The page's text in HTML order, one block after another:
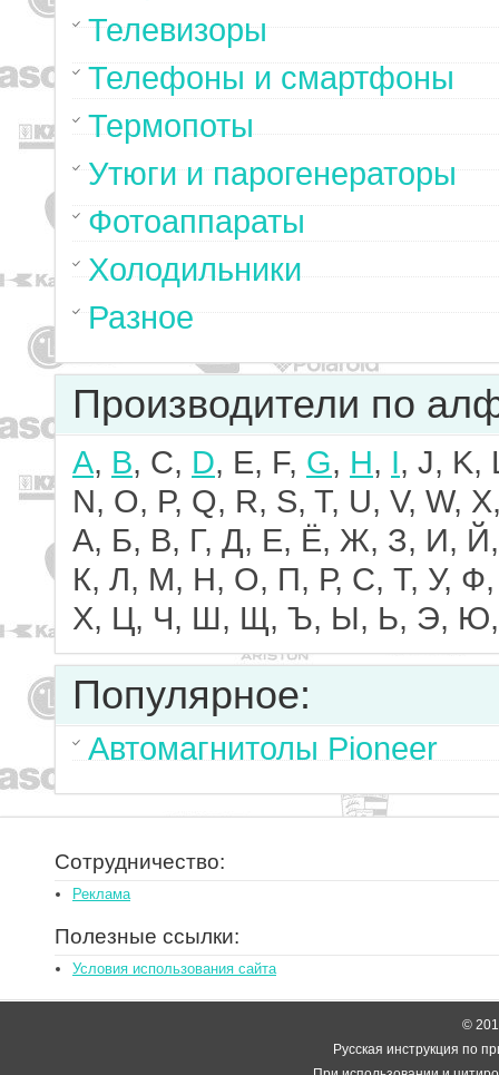
Телевизоры
Телефоны и смартфоны
Термопоты
Утюги и парогенераторы
Фотоаппараты
Холодильники
Разное
Производители по
A, B, C, D, E, F, G, H, I, J, K,
N, O, P, Q, R, S, T, U, V, W,
А, Б, В, Г, Д, Е, Ё, Ж, З, И, Й,
К, Л, М, Н, О, П, Р, С, Т, У, Ф,
Х, Ц, Ч, Ш, Щ, Ъ, Ы, Ь, Э,
Популярное:
Автомагнитолы Pioneer
Сотрудничество:
Реклама
Полезные ссылки:
Условия использования сайта
©
Русская инструкция по